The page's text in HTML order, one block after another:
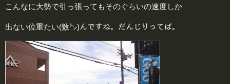
こんなに大勢で引っ張ってもそのぐらいの速度しか
出ない位重たい(数㌧)んですね。だんじりってば。